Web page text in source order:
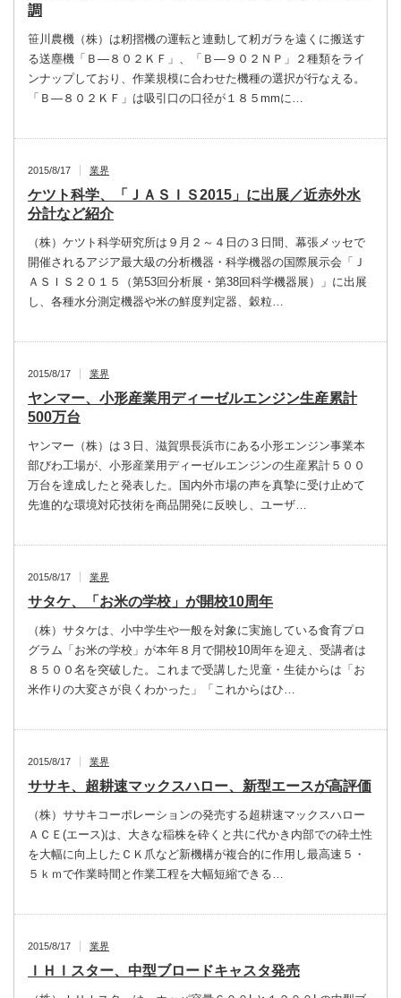
調
笹川農機（株）は籾摺機の運転と連動して籾ガラを遠くに搬送す
る送塵機「Ｂ―８０２ＫＦ」、「Ｂ―９０２ＮＰ」２種類をライ
ンナップしており、作業規模に合わせた機種の選択が行なえる。
「Ｂ―８０２ＫＦ」は吸引口の口径が１８５mmに…
2015/8/17 業界
ケツト科学、「ＪＡＳＩＳ2015」に出展／近赤外水
分計など紹介
（株）ケツト科学研究所は９月２～４日の３日間、幕張メッセで
開催されるアジア最大級の分析機器・科学機器の国際展示会「Ｊ
ＡＳＩＳ２０１５（第53回分析展・第38回科学機器展）」に出展
し、各種水分測定機器や米の鮮度判定器、穀粒…
2015/8/17 業界
ヤンマー、小形産業用ディーゼルエンジン生産累計
500万台
ヤンマー（株）は３日、滋賀県長浜市にある小形エンジン事業本
部びわ工場が、小形産業用ディーゼルエンジンの生産累計５００
万台を達成したと発表した。国内外市場の声を真摯に受け止めて
先進的な環境対応技術を商品開発に反映し、ユーザ…
2015/8/17 業界
サタケ、「お米の学校」が開校10周年
（株）サタケは、小中学生や一般を対象に実施している食育プロ
グラム「お米の学校」が本年８月で開校10周年を迎え、受講者は
８５００名を突破した。これまで受講した児童・生徒からは「お
米作りの大変さが良くわかった」「これからはひ…
2015/8/17 業界
ササキ、超耕速マックスハロー、新型エースが高評価
（株）ササキコーポレーションの発売する超耕速マックスハロー
ＡＣＥ(エース)は、大きな稲株を砕くと共に代かき内部での砕土性
を大幅に向上したＣＫ爪など新機構が複合的に作用し最高速５・
５ｋｍで作業時間と作業工程を大幅短縮できる…
2015/8/17 業界
ＩＨＩスター、中型ブロードキャスタ発売